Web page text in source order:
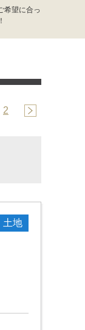
希望に合っ
2
土地